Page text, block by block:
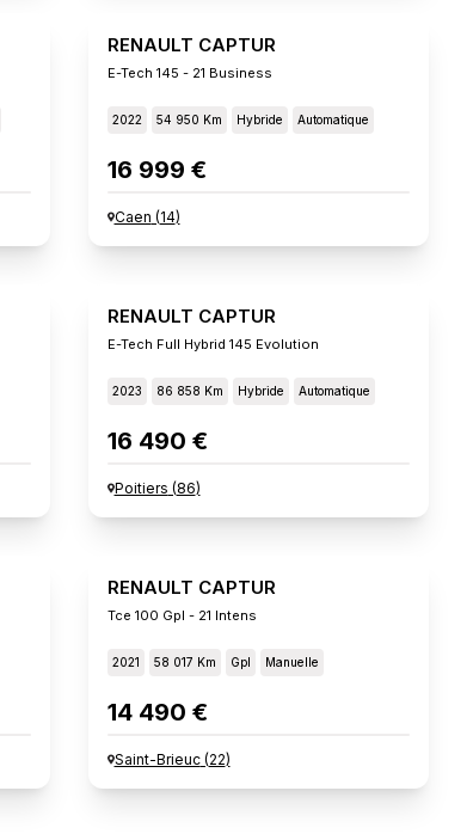
RENAULT CAPTUR
E-Tech 145 - 21 Business
2022 54 950 Km Hybride Automatique
16 999 €
Caen (14)
RENAULT CAPTUR
E-Tech Full Hybrid 145 Evolution
2023 86 858 Km Hybride Automatique
16 490 €
Poitiers (86)
RENAULT CAPTUR
Tce 100 Gpl - 21 Intens
2021 58 017 Km Gpl Manuelle
14 490 €
Saint-Brieuc(22)